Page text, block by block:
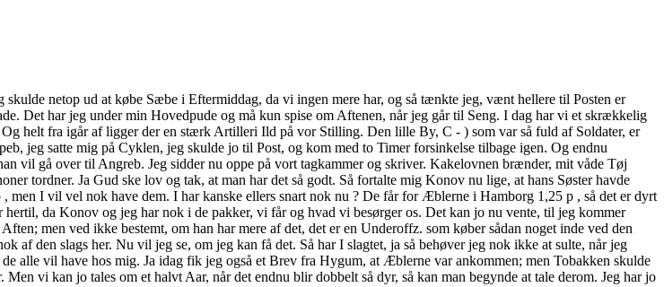
netop ud at købe Sæbe i Eftermiddag, da vi ingen mere har, og så tænkte jeg, vænt hellere til Posten er
Det har jeg under min Hovedpude og må kun spise om Aftenen, når jeg går til Seng. I dag har vi et skrækkelig
helt fra igår af ligger der en stærk Artilleri Ild på vor Stilling. Den lille By, C - ) som var så fuld af Soldater, er
jeg satte mig på Cyklen, jeg skulde jo til Post, og kom med to Timer forsinkelse tilbage igen. Og endnu
vil gå over til Angreb. Jeg sidder nu oppe på vort tagkammer og skriver. Kakelovnen brænder, mit våde Tøj
tordner. Ja Gud ske lov og tak, at man har det så godt. Så fortalte mig Konov nu lige, at hans Søster havde
I vil vel nok have dem. I har kanske ellers snart nok nu ? De får for Æblerne i Hamborg 1,25 p , så det er dyrt
da Konov og jeg har nok i de pakker, vi får og hvad vi besørger os. Det kan jo nu vente, til jeg kommer
men ved ikke bestemt, om han har mere af det, det er en Underoffz. som køber sådan noget inde ved den
af den slags her. Nu vil jeg se, om jeg kan få det. Så har I slagtet, ja så behøver jeg nok ikke at sulte, når jeg
alle vil have hos mig. Ja idag fik jeg også et Brev fra Hygum, at Æblerne var ankommen; men Tobakken skulde
vi kan jo tales om et halvt Aar, når det endnu blir dobbelt så dyr, så kan man begynde at tale derom. Jeg har jo